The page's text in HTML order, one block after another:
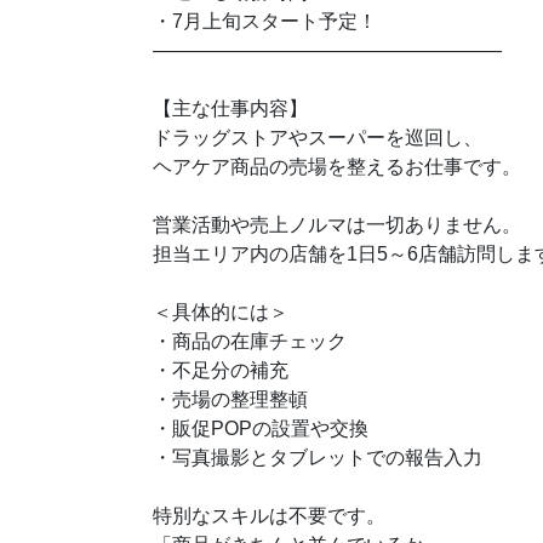
・7月上旬スタート予定！
――――――――――――――――――
【主な仕事内容】
ドラッグストアやスーパーを巡回し、
ヘアケア商品の売場を整えるお仕事です。
営業活動や売上ノルマは一切ありません。
担当エリア内の店舗を1日5～6店舗訪問しま
＜具体的には＞
・商品の在庫チェック
・不足分の補充
・売場の整理整頓
・販促POPの設置や交換
・写真撮影とタブレットでの報告入力
特別なスキルは不要です。